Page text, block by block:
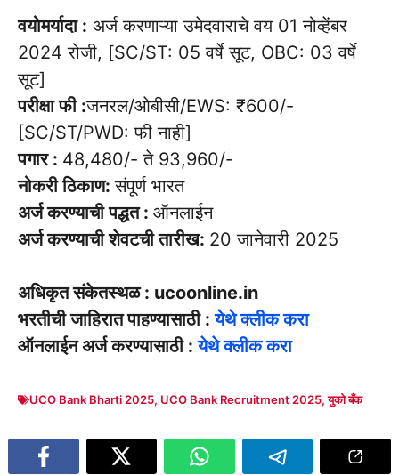
वयोमर्यादा : अर्ज करणाऱ्या उमेदवाराचे वय 01 नोव्हेंबर
2024 रोजी, [SC/ST: 05 वर्षे सूट, OBC: 03 वर्षे
सूट]
परीक्षा फी :जनरल/ओबीसी/EWS: ₹600/-
[SC/ST/PWD: फी नाही]
पगार : 48,480/- ते 93,960/-
नोकरी ठिकाण:संपूर्ण भारत
अर्ज करण्याची पद्धत : ऑनलाईन
अर्ज करण्याची शेवटची तारीख: 20 जानेवारी 2025
अधिकृत संकेतस्थळ : ucoonline.in
भरतीची जाहिरात पाहण्यासाठी :येथे क्लीक करा
ऑनलाईन अर्ज करण्यासाठी :येथे क्लीक करा
UCO Bank Bharti 2025, UCO Bank Recruitment 2025,युको बँक